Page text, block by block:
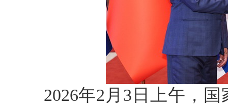
2026年2月3日上午，